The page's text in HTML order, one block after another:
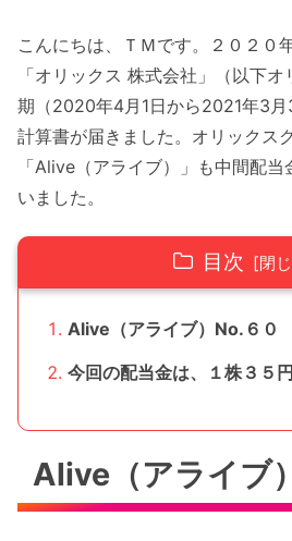
こんにちは、ＴＭです。２０２０
「オリックス 株式会社」（以下
期（2020年4月1日から2021年3月
計算書が届きました。オリックス
「Alive（アライブ）」も中間配
いました。
目次
Alive（アライブ）No.６０
今回の配当金は、１株３５円
Alive（アライブ